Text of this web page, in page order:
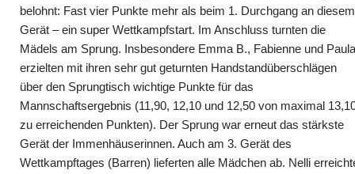
belohnt: Fast vier Punkte mehr als beim 1. Durchgang an diesem
Gerät – ein super Wettkampfstart. Im Anschluss turnten die
Mädels am Sprung. Insbesondere Emma B., Fabienne und Paula
erzielten mit ihren sehr gut geturnten Handstandüberschlägen
über den Sprungtisch wichtige Punkte für das
Mannschaftsergebnis (11,90, 12,10 und 12,50 von maximal
zu erreichenden Punkten). Der Sprung war erneut das stärkste
Gerät der Immenhäuserinnen. Auch am 3. Gerät des
Wettkampftages (Barren) lieferten alle Mädchen ab. Nelli